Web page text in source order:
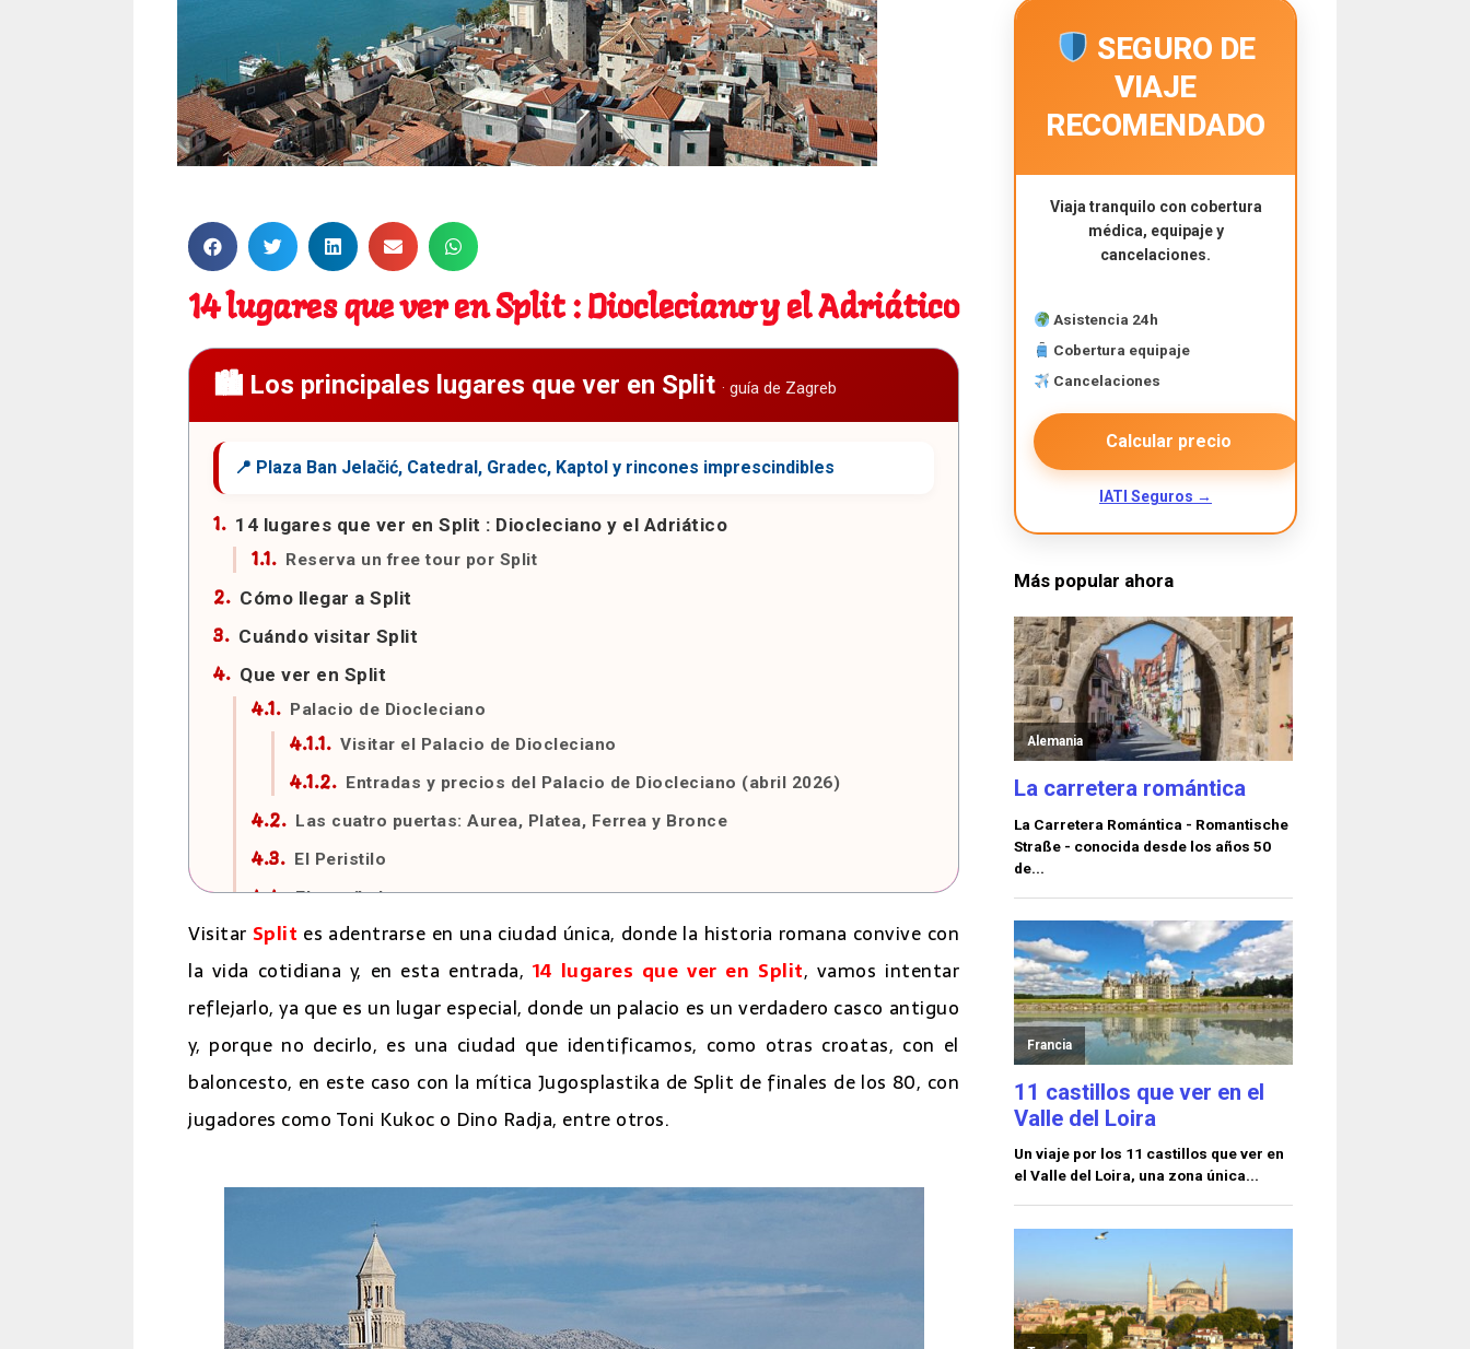
14 lugares que ver en Split : Diocleciano y el Adriático
Los principales lugares que ver en Split
14 lugares que ver en Split : Diocleciano y el Adriático
Reserva un free tour por Split
Cómo llegar a Split
Cuándo visitar Split
Que ver en Split
Palacio de Diocleciano
Visitar el Palacio de Diocleciano
Entradas y precios del Palacio de Diocleciano (abril 2026)
Las cuatro puertas: Aurea, Platea, Ferrea y Bronce
El Peristilo
El vestíbulo
La Catedral de San Domnio
Los sótanos del Palacio
Templo de Júpiter
La calle más estrecha de Split
La Plaza del Pueblo
Plaza de la República
Estatua de Gregorio de Nin - Grgur Ninski
La Riva - El Paseo Marítimo
Mirador de Marjan
Infografía - Excursiones desde el Puerto de Split
Visitar Split es adentrarse en una ciudad única, donde la historia romana convive con
la vida cotidiana y, en esta entrada, 14 lugares que ver en Split, vamos intentar
reflejarlo, ya que es un lugar especial, donde un palacio es un verdadero casco antiguo
y, porque no decirlo, es una ciudad que identificamos, como otras croatas, con el
baloncesto, en este caso con la mítica Jugosplastika de Split de finales de los 80, con
jugadores como Toni Kukoc o Dino Radja, entre otros.
SEGURO DE
VIAJE
RECOMENDADO
Viaja tranquilo con cobertura
médica, equipaje y
cancelaciones.
Asistencia 24h
Cobertura equipaje
Cancelaciones
Calcular precio
IATI Seguros →
Más popular ahora